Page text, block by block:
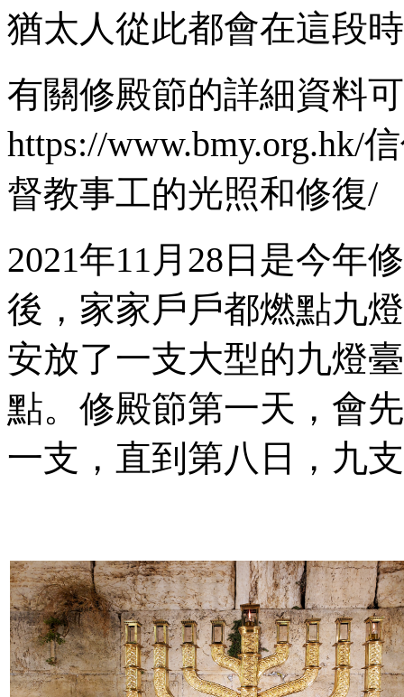
猶太人從此都會在這段
有關修殿節的詳細資料
https://www.bmy.org.hk/
督教事工的光照和修復/
2021年11 月 28 日是今年
後，家家戶戶都燃點九
安放了一支大型的九燈
點。修殿節第一天，會
一支，直到第八日，九